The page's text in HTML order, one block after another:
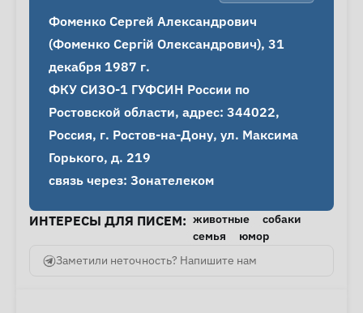
Фоменко Сергей Александрович
(Фоменко Сергій Олександрович), 31
декабря 1987 г.
ФКУ СИЗО-1 ГУФСИН России по
Ростовской области, адрес: 344022,
Россия, г. Ростов-на-Дону, ул. Максима
Горького, д. 219
связь через: Зонателеком
ИНТЕРЕСЫ ДЛЯ ПИСЕМ: животные
собаки
семья
юмор
Заметили неточность? Напишите нам